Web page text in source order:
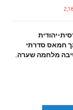
יהודית
חמאס סדרתי
מלחמה שערה.